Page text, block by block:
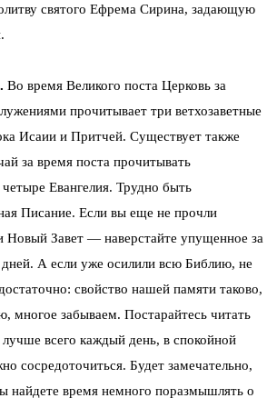
святого Ефрема Сирина, задающую
Во время Великого поста Церковь за
прочитывает три ветхозаветные
Исаии и Притчей. Существует также
за время поста прочитывать
четыре Евангелия. Трудно быть
Писание. Если вы еще не прочли
Новый Завет — наверстайте упущенное за
А если уже осилили всю Библию, не
свойство нашей памяти таково,
многое забываем. Постарайтесь читать
всего каждый день, в спокойной
сосредоточиться. Будет замечательно,
найдете время немного поразмышлять о